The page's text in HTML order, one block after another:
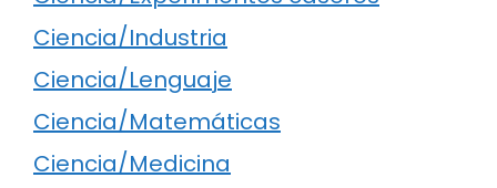
Ciencia/Industria
Ciencia/Lenguaje
Ciencia/Matemáticas
Ciencia/Medicina